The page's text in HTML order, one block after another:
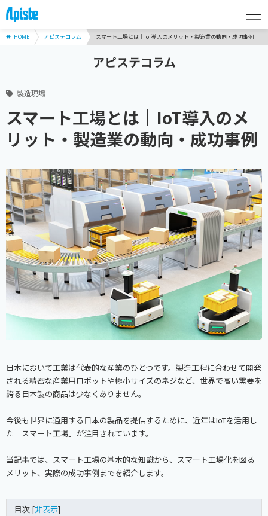
HOME アピステコラム スマート工場とは｜IoT導入のメリット・製造業の動向・成功事例
アピステコラム
製造現場
スマート工場とは｜IoT導入のメ
リット・製造業の動向・成功事例
日本において工業は代表的な産業のひとつです。製造工程に合わせて開発
される精密な産業用ロボットや極小サイズのネジなど、世界で高い需要を
誇る日本製の商品は少なくありません。
今後も世界に通用する日本の製品を提供するために、近年はIoTを活用し
た「スマート工場」が注目されています。
当記事では、スマート工場の基本的な知識から、スマート工場化を図る
メリット、実際の成功事例までを紹介します。
目次 [非表示]